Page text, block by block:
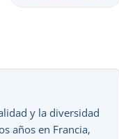
y la diversidad
años en Francia,